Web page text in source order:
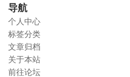
导航
个人中心
标签分类
文章归档
关于本站
前往论坛